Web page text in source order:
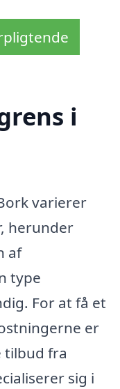
i
varierer
herunder
af
type
For at få et
er
tilbud fra
sig i